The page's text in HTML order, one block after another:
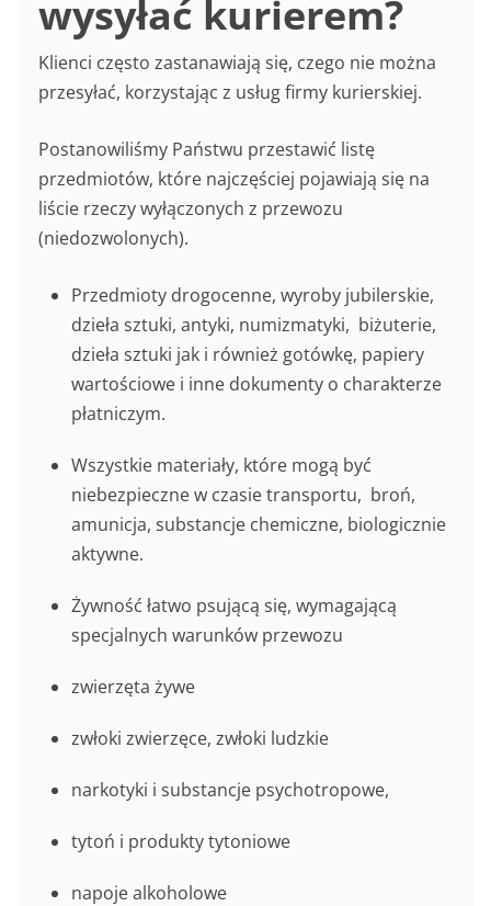
wysyłać kurierem?
Klienci często zastanawiają się, czego nie można
przesyłać, korzystając z usług firmy kurierskiej.
Postanowiliśmy Państwu przestawić listę
przedmiotów, które najczęściej pojawiają się na
liście rzeczy wyłączonych z przewozu
(niedozwolonych).
Przedmioty drogocenne, wyroby jubilerskie,
dzieła sztuki, antyki, numizmatyki, biżuterie,
dzieła sztuki jak i również gotówkę, papiery
wartościowe i inne dokumenty o charakterze
płatniczym.
Wszystkie materiały, które mogą być
niebezpieczne w czasie transportu, broń,
amunicja, substancje chemiczne, biologicznie
aktywne.
Żywność łatwo psującą się, wymagającą
specjalnych warunków przewozu
zwierzęta żywe
zwłoki zwierzęce, zwłoki ludzkie
narkotyki i substancje psychotropowe,
tytoń i produkty tytoniowe
napoje alkoholowe